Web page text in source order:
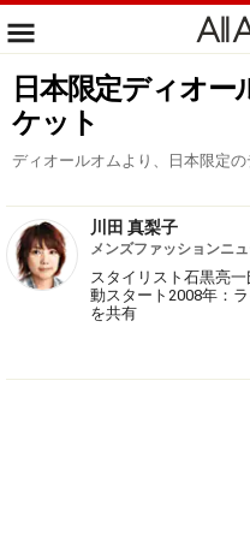
日本限定ディオ
ケット
ディオールオムより、日本限定
川田 真梨子
メンズファッションニ
スタイリスト石黒亮
動スタート2008年：
を共有